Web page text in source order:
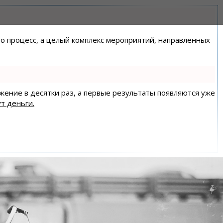
процесс, а целый комплекс мероприятий, направленных
в десятки раз, а первые результаты появляются уже
деньги.